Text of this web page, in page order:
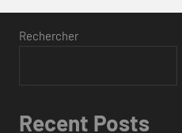
Rechercher
Recent Posts